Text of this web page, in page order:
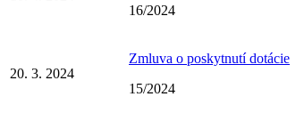
16/2024
20. 3. 2024
Zmluva o poskytnutí dotácie
15/2024